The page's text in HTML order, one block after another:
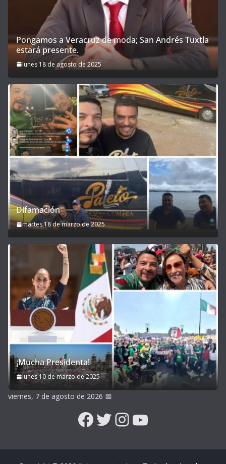
Pongamos a Veracruz de moda; San Andrés Tuxtla
estará presente.
lunes 18 de agosto de 2025
Difamación
martes 18 de marzo de 2025
¡Mucha Presidenta!
lunes 10 de marzo de 2025
viernes, 7 de agosto de 2026 📅
Facebook
Twitter
Instagram
YouTube